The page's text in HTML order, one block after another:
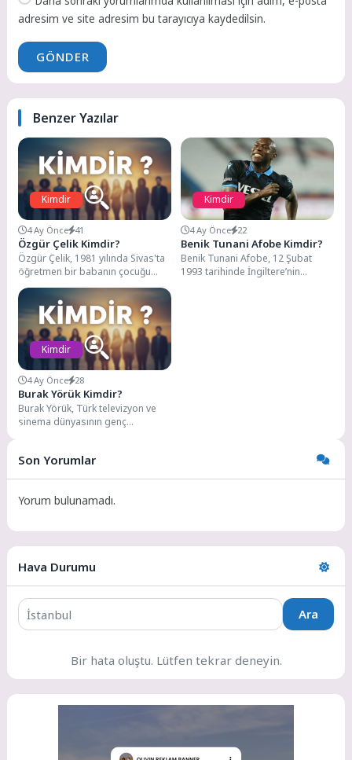
adresim ve site adresim bu tarayıcıya kaydedilsin.
GÖNDER
Benzer Yazılar
Kimdir
4 Ay Önce 41
Özgür Çelik Kimdir?
Özgür Çelik, 1981 yılında Sivas'ta
öğretmen bir babanın çocuğu
olarak dünyaya geldi. İletişim
alanında lisans...
Kimdir
4 Ay Önce 22
Benik Tunani Afobe Kimdir?
Benik Tunani Afobe, 12 Şubat
1993 tarihinde İngiltere’nin
Kimdir
4 Ay Önce 28
Burak Yörük Kimdir?
Burak Yörük, Türk televizyon ve
sinema dünyasının genç
Son Yorumlar
Yorum bulunamadı.
Hava Durumu
Ara
Bir hata oluştu. Lütfen tekrar deneyin.